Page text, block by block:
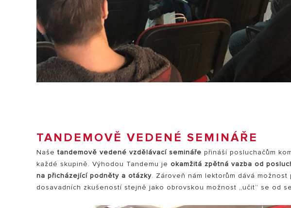
TANDEMOVĚ VEDENÉ SEMINÁŘE
Našetandemově vedené vzdělávací semináře přináší posluchačům
každé skupině. Výhodou Tandemu je okamžitá zpětná vazba od
na přicházející podněty a otázky. Zároveň nám lektorům dává
dosavadních zkušeností stejně jako obrovskou možnost „učit“ se od